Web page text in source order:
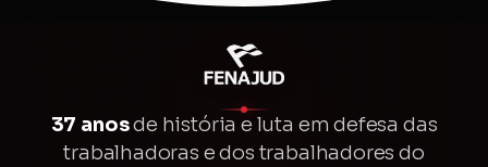
37 anosde história e luta em defesa das
trabalhadoras e dos trabalhadores do